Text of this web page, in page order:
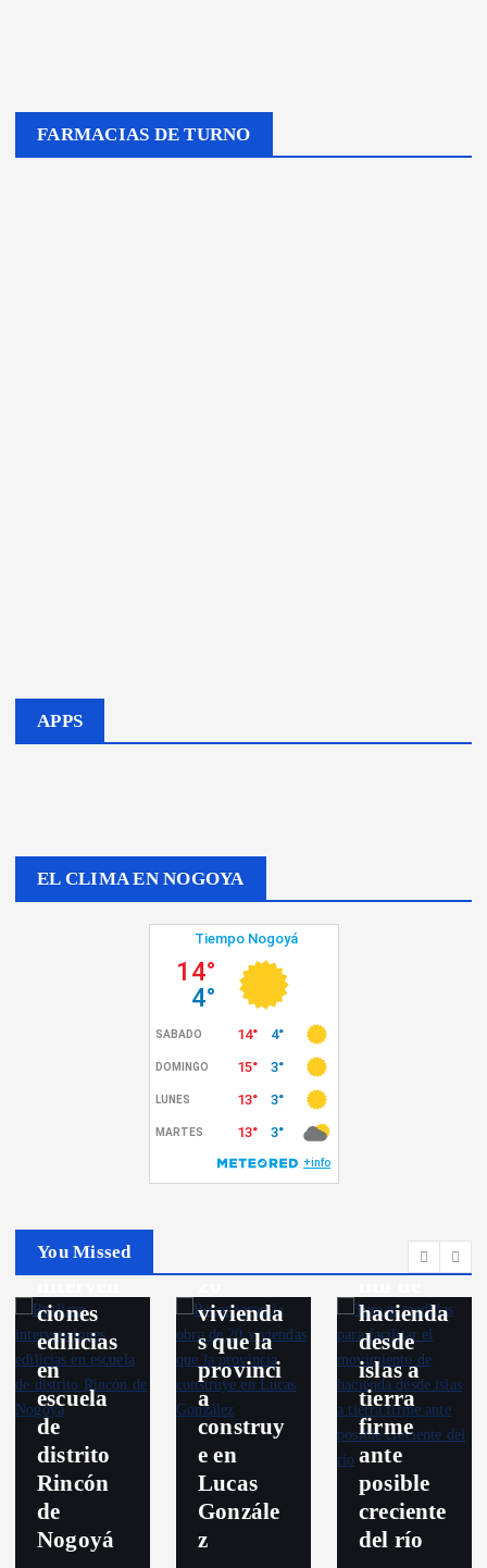
FARMACIAS DE TURNO
APPS
EL CLIMA EN NOGOYA
You Missed
Realizan
ciones
edilicias
en
escuela
de
distrito
Rincón
de
Nogoyá
Destacados
Nogoya
vivienda
s que la
provinci
a
construy
e en
Lucas
Gonzále
z
movimie
hacienda
desde
islas a
tierra
firme
ante
posible
creciente
del río